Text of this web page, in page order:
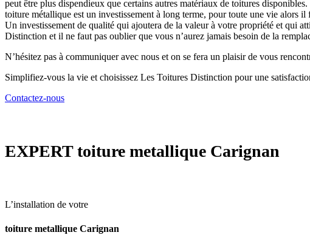
peut être plus dispendieux que certains autres matériaux de toitures
toiture métallique est un investissement à long terme, pour toute une vie alors
Un investissement de qualité qui ajoutera de la valeur à votre propriété et qui
Distinction et il ne faut pas oublier que vous n’aurez jamais besoin de la
N’hésitez pas à communiquer avec nous et on se fera un plaisir de vous
Simplifiez-vous la vie et choisissez Les Toitures Distinction pour une
Contactez-nous
EXPERTtoiture metallique Carignan
L’installation de votre
toiture metallique Carignan